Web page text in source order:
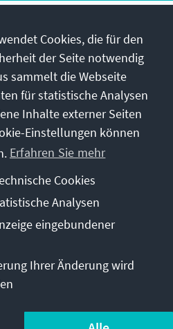
Cookies, die für den
der Seite notwendig
sammelt die Webseite
für statistische Analysen
Inhalte externer Seiten
Einstellungen können
Erfahren Sie mehr
Cookies
Analysen
eingebundener
Ihrer Änderung wird